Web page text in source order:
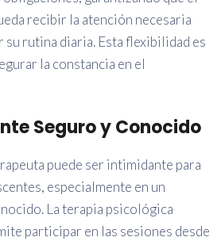
recibir la atención necesaria
rutina diaria. Esta flexibilidad es
la constancia en el
Seguro y Conocido
puede ser intimidante para
especialmente en un
La terapia psicológica
participar en las sesiones desde